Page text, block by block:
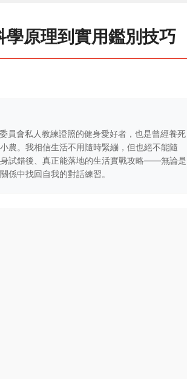
原理到實用鑑別技巧
員會私人教練證照的健身愛好者，也是曾經養死
農。我相信生活不用隨時緊繃，但也絕不能隨
試錯後、真正能落地的生活實戰攻略——無論是
係中找回自我的對話練習。